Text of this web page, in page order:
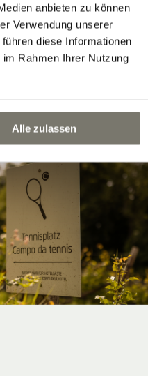
anbieten zu können
Verwendung unserer
diese Informationen
Rahmen Ihrer Nutzung
Alle zulassen